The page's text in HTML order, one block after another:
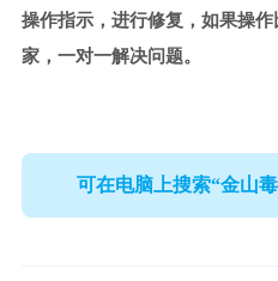
操作指示，进行修复，如果操
家，一对一解决问题。
可在电脑上搜索“金山